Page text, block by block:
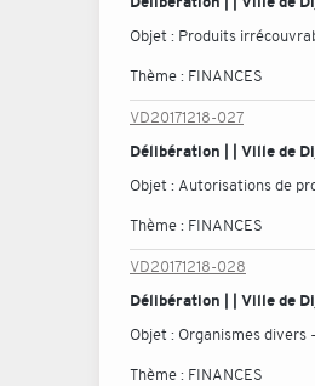
Objet : Produits
Thème : FINANCES
VD20171218-027
Délibération | | Ville de
Objet : Autorisations de
Thème : FINANCES
VD20171218-028
Délibération | | Ville de
Objet : Organismes divers
Thème : FINANCES